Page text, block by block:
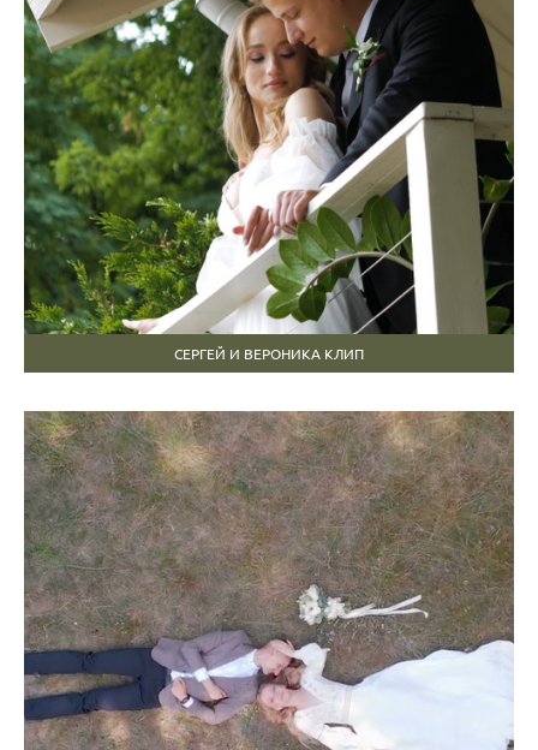
СЕРГЕЙ И ВЕРОНИКА КЛИП